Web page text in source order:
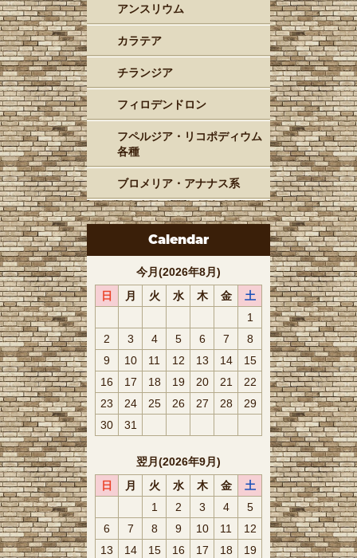
アンスリウム
カラテア
チランジア
フィロデンドロン
フペルジア・リコポディウム
各種
ブロメリア・アナナス系
Calendar
今月(2026年8月)
日
月 火 水 木 金
土
1
2
3 4 5 6 7
8
9
10 11 12 13 14
15
16
17 18 19 20 21
22
23
24 25 26 27 28
29
30
31
翌月(2026年9月)
日
月 火 水 木 金
土
1
2 3 4
5
6
7 8 9 10 11
12
13
14 15 16 17 18 19